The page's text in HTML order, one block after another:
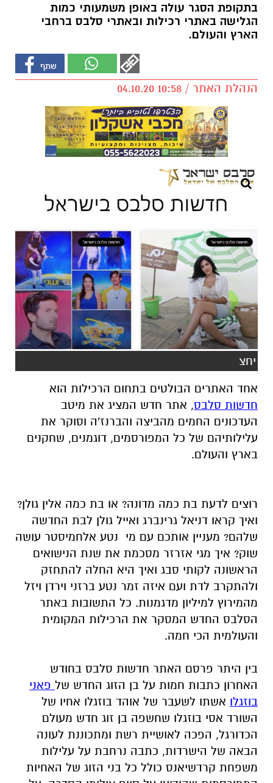
בתקופת הסגר עולה באופן משמעותי כמות
הגלישה באתרי רכילות ובאתרי סלבס ברחבי
הארץ והעולם.
הנהלת האתר / 10:58 04.10.20
יחצ
אחד האתרים הבולטים בתחום הרכילות הוא
חדשות סלבס, אתר חדש המציג את מיטב
העדכונים החמים מהביצה והברנז'ה וסוקר את
עלילותיהם של כל המפורסמים, דוגמנים, שחקנים
בארץ והעולם.
רוצים לדעת בת כמה מדונה? או בת כמה אלין גולן?
ואיך קראו דניאל גרינברג ואייל גולן לבת החדשה
שלהם? מעניין אותכם עם מי נטע אלחמיסטר עושה
שוק? איך מגי אזרזר מסכמת את שנת הנישואים
הראשונה לקותי סבג ואיך היא החלה להתחזק
ולהתקרב לדת ועם איזה זמר נטע ברזני וירדן ויזל
מהמירוץ למיליון מדגמנות. כל התשובות באתר
הסלבס החדש המסקר את הרכילות המקומית
והעולמית הכי חמה.
בין היתר פרסם האתר חדשות סלבס בחודש
האחרון כתבות חמות על בן הזוג החדש של פאני
בוזגלו אשתו לשעבר של אוהד בוזגלו אחיו של
השורד אסי בוזגלו שחשפה בן זוג חדש מעולם
הכדורגל, הפכה לאושיית רשת ומתכוננת לעונה
הבאה של הישרדות, כתבה נרחבת על עלילות
משפחת קרדשיאנס כולל כל בני הזוג של האחיות